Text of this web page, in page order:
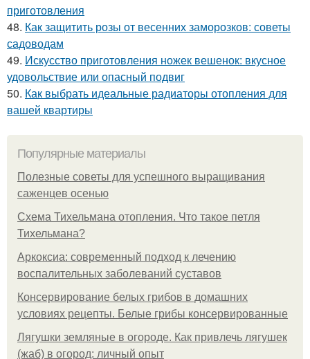
приготовления
48. Как защитить розы от весенних заморозков: советы
садоводам
49. Искусство приготовления ножек вешенок: вкусное
удовольствие или опасный подвиг
50. Как выбрать идеальные радиаторы отопления для
вашей квартиры
Популярные материалы
Полезные советы для успешного выращивания
саженцев осенью
Схема Тихельмана отопления. Что такое петля
Тихельмана?
Аркоксиа: современный подход к лечению
воспалительных заболеваний суставов
Консервирование белых грибов в домашних
условиях рецепты. Белые грибы консервированные
Лягушки земляные в огороде. Как привлечь лягушек
(жаб) в огород: личный опыт